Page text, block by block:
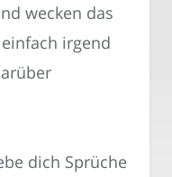
wecken das
irgend
dich Sprüche